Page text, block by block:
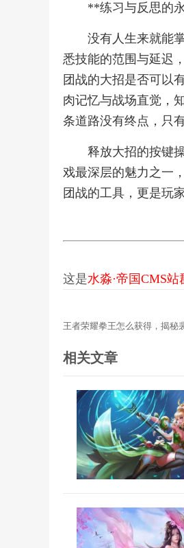
**练习与反思的
没有人生来就能
悉技能的范围与延迟
团战的大招是否可以
肉记忆与战场直觉，
条道路没有终点，只
释放大招的按键
戏最深层的魅力之一
团战的工具，更是玩
这是水淼·帝国CMS
王者荣耀拳王怎么获得，揭秘
相关文章